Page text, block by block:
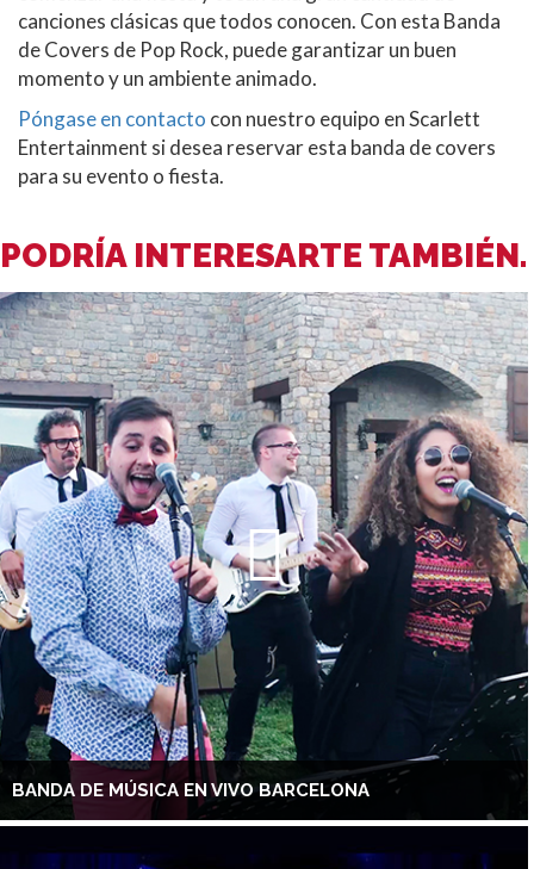
canciones clásicas que todos conocen. Con esta Banda
de Covers de Pop Rock, puede garantizar un buen
momento y un ambiente animado.
Póngase en contacto con nuestro equipo en Scarlett
Entertainment si desea reservar esta banda de covers
para su evento o fiesta.
PODRÍA INTERESARTE TAMBIÉN.
BANDA DE MÚSICA EN VIVO BARCELONA